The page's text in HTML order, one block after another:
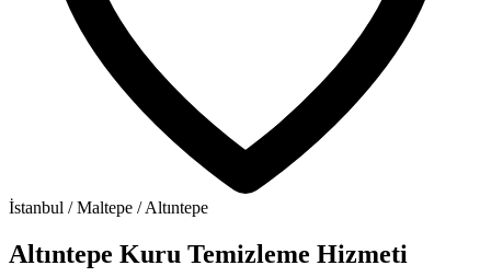
İstanbul / Maltepe / Altıntepe
Altıntepe Kuru Temizleme Hizmeti